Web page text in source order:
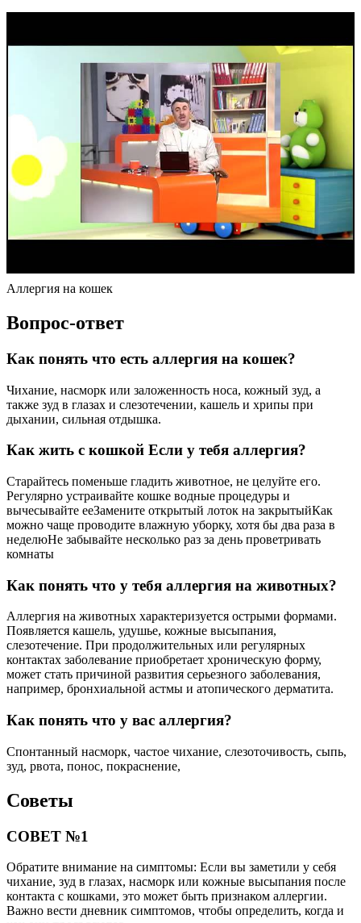
Аллергия на кошек
Вопрос-ответ
Как понять что есть аллергия на кошек?
Чихание, насморк или заложенность носа, кожный зуд, а
также зуд в глазах и слезотечении, кашель и хрипы при
дыхании, сильная отдышка.
Как жить с кошкой Если у тебя аллергия?
Старайтесь поменьше гладить животное, не целуйте его.
Регулярно устраивайте кошке водные процедуры и
вычесывайте ееЗамените открытый лоток на закрытыйКак
можно чаще проводите влажную уборку, хотя бы два раза в
неделюНе забывайте несколько раз за день проветривать
комнаты
Как понять что у тебя аллергия на животных?
Аллергия на животных характеризуется острыми формами.
Появляется кашель, удушье, кожные высыпания,
слезотечение. При продолжительных или регулярных
контактах заболевание приобретает хроническую форму,
может стать причиной развития серьезного заболевания,
например, бронхиальной астмы и атопического дерматита.
Как понять что у вас аллергия?
Спонтанный насморк, частое чихание, слезоточивость, сыпь,
зуд, рвота, понос, покраснение,
Советы
СОВЕТ №1
Обратите внимание на симптомы: Если вы заметили у себя
чихание, зуд в глазах, насморк или кожные высыпания после
контакта с кошками, это может быть признаком аллергии.
Важно вести дневник симптомов, чтобы определить, когда и